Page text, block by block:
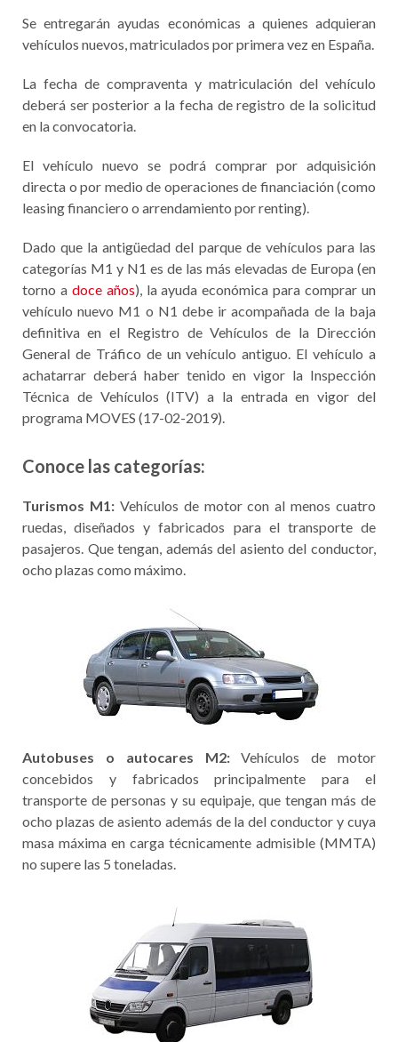
Se entregarán ayudas económicas a quienes adquieran
vehículos nuevos, matriculados por primera vez en España.
La fecha de compraventa y matriculación del vehículo
deberá ser posterior a la fecha de registro de la solicitud
en la convocatoria.
El vehículo nuevo se podrá comprar por adquisición
directa o por medio de operaciones de financiación (como
leasing financiero o arrendamiento por renting).
Dado que la antigüedad del parque de vehículos para las
categorías M1 y N1 es de las más elevadas de Europa (en
torno a doce años), la ayuda económica para comprar un
vehículo nuevo M1 o N1 debe ir acompañada de la baja
definitiva en el Registro de Vehículos de la Dirección
General de Tráfico de un vehículo antiguo. El vehículo a
achatarrar deberá haber tenido en vigor la Inspección
Técnica de Vehículos (ITV) a la entrada en vigor del
programa MOVES (17-02-2019).
Conoce las categorías:
Turismos M1: Vehículos de motor con al menos cuatro
ruedas, diseñados y fabricados para el transporte de
pasajeros. Que tengan, además del asiento del conductor,
ocho plazas como máximo.
Autobuses o autocares M2:Vehículos de motor
concebidos y fabricados principalmente para el
transporte de personas y su equipaje, que tengan más de
ocho plazas de asiento además de la del conductor y cuya
masa máxima en carga técnicamente admisible (MMTA)
no supere las 5 toneladas.